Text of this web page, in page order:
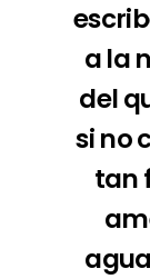
a la
del
si no
tan